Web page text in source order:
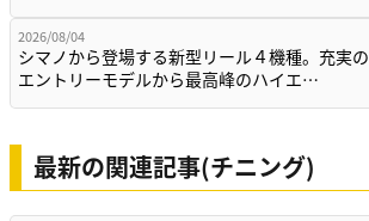
2026/08/04
シマノから登場する新型リール４機種。充実の
エントリーモデルから最高峰のハイエ…
最新の関連記事(チニング)